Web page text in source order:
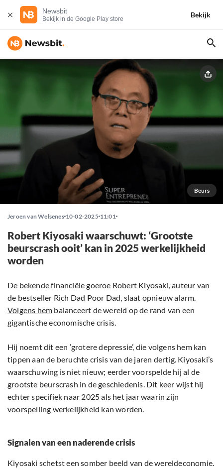
Newsbit
Bekijk in de Google Play store
Bekijk
Beurs
Jeroen van Welsenes 10-02-2025 11:01
Robert Kiyosaki waarschuwt: ‘Grootste
beurscrash ooit’ kan in 2025 werkelijkheid
worden
De bekende financiële goeroe Robert Kiyosaki, auteur van
de bestseller Rich Dad Poor Dad, slaat opnieuw alarm.
Volgens hem balanceert de wereld op de rand van een
gigantische economische crisis.
Hij noemt dit een ‘grotere depressie’, die volgens hem kan
tippen aan de beruchte crisis van de jaren dertig. Kiyosaki’s
waarschuwing is niet nieuw; eerder voorspelde hij al de
grootste beurscrash in de geschiedenis. Dit keer wijst hij
echter specifiek naar 2025 als het jaar waarin zijn
voorspelling werkelijkheid kan worden.
Signalen van een naderende crisis
Kiyosaki schetst een somber beeld van de wereldeconomie.